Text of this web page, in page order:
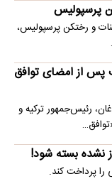
پرسپولیس
و رختکن پرسپولیس،
پس از امضای توافق
رئیس‌جمهور ترکیه و
نشده بسته شود!
را پرداخت کند.